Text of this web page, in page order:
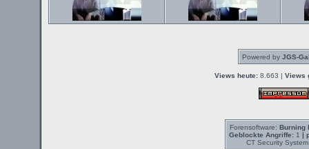
Powered by JGS-
Views heute:8.663 | Views
Forensoftware: Burning
Geblockte Angriffe:1 |
CT Security